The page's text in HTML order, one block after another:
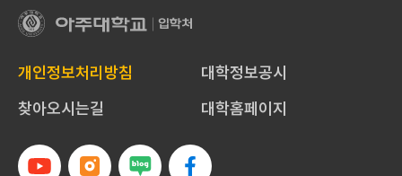
아
주
학
교
입
처
개인정보처리방침
대학정보공시
찾아오시는길
대학홈페이지